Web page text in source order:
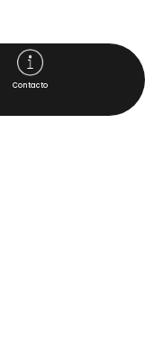
Contacto